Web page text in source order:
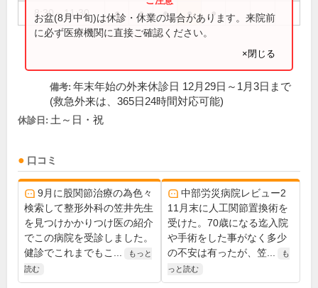
8:30～11:30 ● ● ● ● ●
お盆(8月中旬)は休診・休業の場合があります。来院前
に必ず医療機関に直接ご確認ください。
×閉じる
備考: 年末年始の外来休診日 12月29日～1月3日まで
(救急外来は、365日24時間対応可能)
休診日: 土～日・祝
口コミ
9月に股関節治療の為色々
検索して整形外科の笠井先生
を見つけかかりつけ医の紹介
でこの病院を受診しました。
健診でこれまでもこ...
もっと
読む
中部労災病院レビュー2
11月末に人工関節置換術を
受けた。70歳になる迄入院
や手術をした事がなく多少
の不安は有ったが、笠...
も
っと読む